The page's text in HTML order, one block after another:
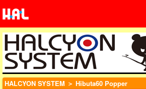
HALCYON SYSTEM ＞ Hibuta60 Popper